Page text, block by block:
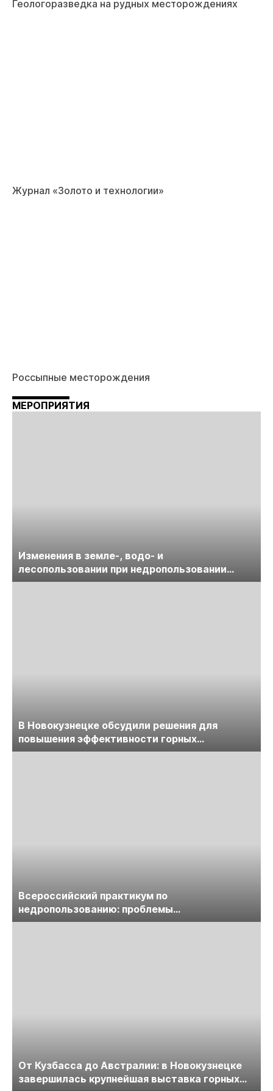
Геологоразведка на рудных месторождениях
Журнал «Золото и технологии»
Россыпные месторождения
МЕРОПРИЯТИЯ
Изменения в земле-, водо- и
лесопользовании при недропользовании
обсудят на семинаре «ПравоТЭК»
В Новокузнецке обсудили решения для
повышения эффективности горных
предприятий
Всероссийский практикум по
недропользованию: проблемы
лицензирования, цифровизации, экспертизы
От Кузбасса до Австралии: в Новокузнецке
завершилась крупнейшая выставка горных